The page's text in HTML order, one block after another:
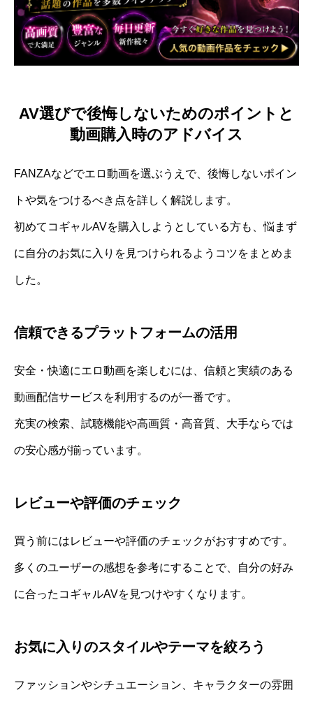
AV選びで後悔しないためのポイントと
動画購入時のアドバイス
FANZAなどでエロ動画を選ぶうえで、後悔しないポイン
トや気をつけるべき点を詳しく解説します。
初めてコギャルAVを購入しようとしている方も、悩まず
に自分のお気に入りを見つけられるようコツをまとめま
した。
信頼できるプラットフォームの活用
安全・快適にエロ動画を楽しむには、信頼と実績のある
動画配信サービスを利用するのが一番です。
充実の検索、試聴機能や高画質・高音質、大手ならでは
の安心感が揃っています。
レビューや評価のチェック
買う前にはレビューや評価のチェックがおすすめです。
多くのユーザーの感想を参考にすることで、自分の好み
に合ったコギャルAVを見つけやすくなります。
お気に入りのスタイルやテーマを絞ろう
ファッションやシチュエーション、キャラクターの雰囲